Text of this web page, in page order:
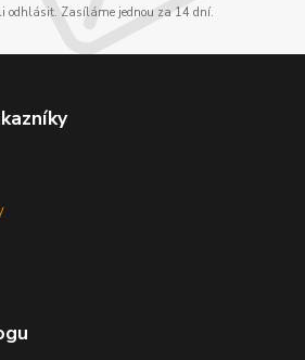
odhlásit. Zasíláme jednou za 14 dní.